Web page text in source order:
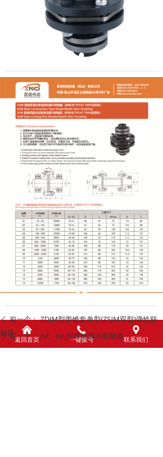
ꄴ 前一个： ZDJM型带锥套单型(ZSJM双型)弹性联
轴器
ꄲ 后一个： JM、JMJ型弹性膜片联轴器
낀
返回首页
끅
一键拔号
끇
联系我们